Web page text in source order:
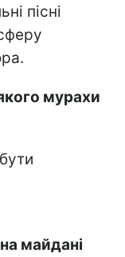
пісні
мурахи
майдані